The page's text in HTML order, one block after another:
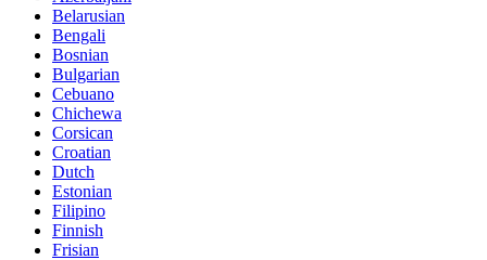
Belarusian
Bengali
Bosnian
Bulgarian
Cebuano
Chichewa
Corsican
Croatian
Dutch
Estonian
Filipino
Finnish
Frisian